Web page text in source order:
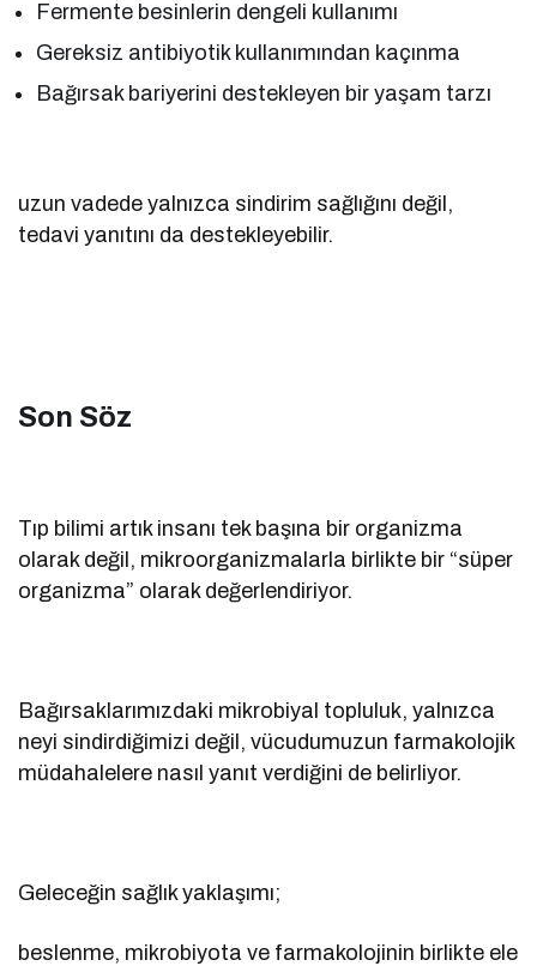
Fermente besinlerin dengeli kullanımı
Gereksiz antibiyotik kullanımından kaçınma
Bağırsak bariyerini destekleyen bir yaşam tarzı
uzun vadede yalnızca sindirim sağlığını değil,
tedavi yanıtını da destekleyebilir.
Son Söz
Tıp bilimi artık insanı tek başına bir organizma
olarak değil, mikroorganizmalarla birlikte bir “süper
organizma” olarak değerlendiriyor.
Bağırsaklarımızdaki mikrobiyal topluluk, yalnızca
neyi sindirdiğimizi değil, vücudumuzun farmakolojik
müdahalelere nasıl yanıt verdiğini de belirliyor.
Geleceğin sağlık yaklaşımı;
beslenme, mikrobiyota ve farmakolojinin birlikte ele